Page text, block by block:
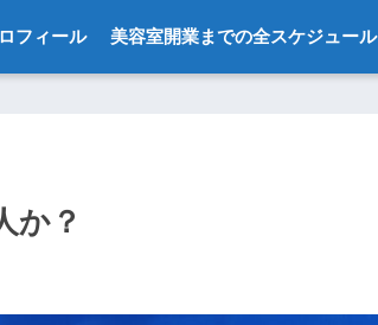
フィール 美容室開業までの全スケジュール
か？